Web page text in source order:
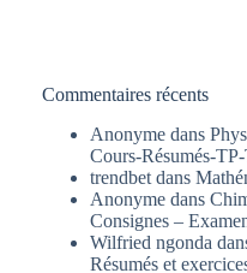
Commentaires récents
Anonyme dans
Cours-Résumés-
trendbet dans
Anonyme dans
Consignes –
Wilfried ngonda
Résumés et